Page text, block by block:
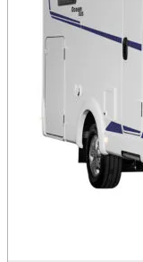
Speedy Noleggi
servizio e la
Grazie per la
Ritiro
Camper
Prezzi chiari,
Preventivo
Assistenza